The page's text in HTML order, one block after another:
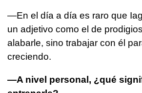
—En el día a día es raro que
un adjetivo como el de
alabarle, sino trabajar con él
creciendo.
—A nivel personal, ¿qué